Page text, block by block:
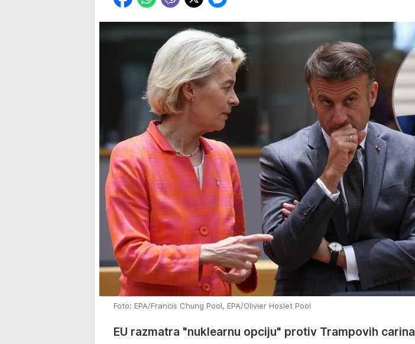
Foto: EPA/Francis Chung Pool, EPA/Olivier Hoslet Pool
EU razmatra "nuklearnu opciju" protiv Trampovih carina